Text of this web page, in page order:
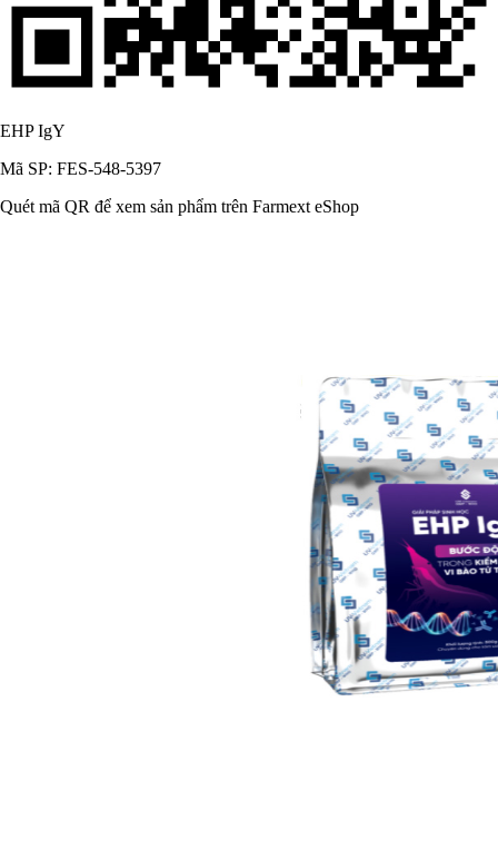
EHP IgY
Mã SP: FES-548-5397
Quét mã QR để xem sản phẩm trên Farmext eShop